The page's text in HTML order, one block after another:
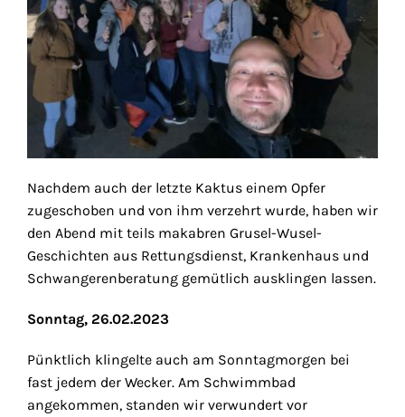
Nachdem auch der letzte Kaktus einem Opfer
zugeschoben und von ihm verzehrt wurde, haben wir
den Abend mit teils makabren Grusel-Wusel-
Geschichten aus Rettungsdienst, Krankenhaus und
Schwangerenberatung gemütlich ausklingen lassen.
Sonntag, 26.02.2023
Pünktlich klingelte auch am Sonntagmorgen bei
fast jedem der Wecker. Am Schwimmbad
angekommen, standen wir verwundert vor